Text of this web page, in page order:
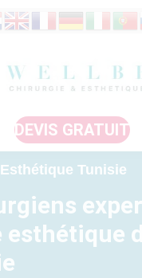
DEVIS GRATUIT
Tunisie